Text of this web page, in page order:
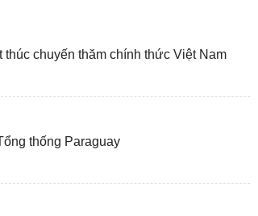
chuyến thăm chính thức Việt Nam
thống Paraguay